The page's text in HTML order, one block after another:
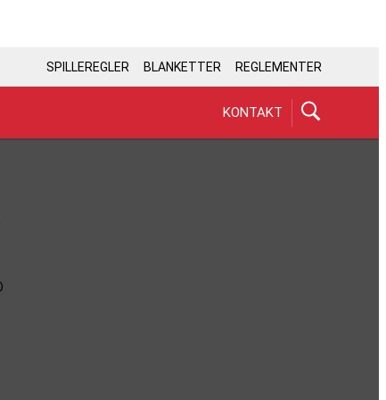
SPILLEREGLER BLANKETTER REGLEMENTER
KONTAKT